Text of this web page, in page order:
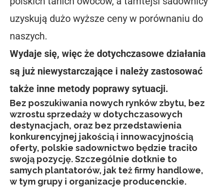
uzyskują dużo wyższe ceny w porównaniu do
naszych.
Wydaje się, więc że dotychczasowe działania
są już niewystarczające i należy zastosować
także inne metody poprawy sytuacji.
Bez poszukiwania nowych rynków zbytu, bez
wzrostu sprzedaży w dotychczasowych
destynacjach, oraz bez przedstawienia
konkurencyjnej jakością i innowacyjnością
oferty, polskie sadownictwo będzie traciło
swoją pozycję. Szczególnie dotknie to
samych plantatorów, jak też firmy handlowe,
w tym grupy i organizacje producenckie.